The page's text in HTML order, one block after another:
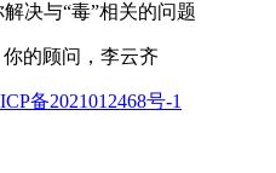
解决与“毒”相关的问题
你的顾问，李云齐
备2021012468号-1